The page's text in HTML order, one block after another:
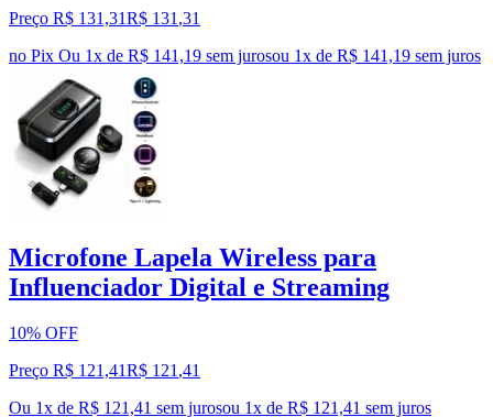
Preço R$ 131,31R$ 131 ,31
no Pix Ou 1x de R$ 141,19 sem jurosou 1x de R$ 141,19 sem juros
Microfone Lapela Wireless para
Influenciador Digital e Streaming
10% OFF
Preço R$ 121,41R$ 121,41
Ou 1x de R$ 121,41 sem jurosou 1x de R$ 121,41 sem juros